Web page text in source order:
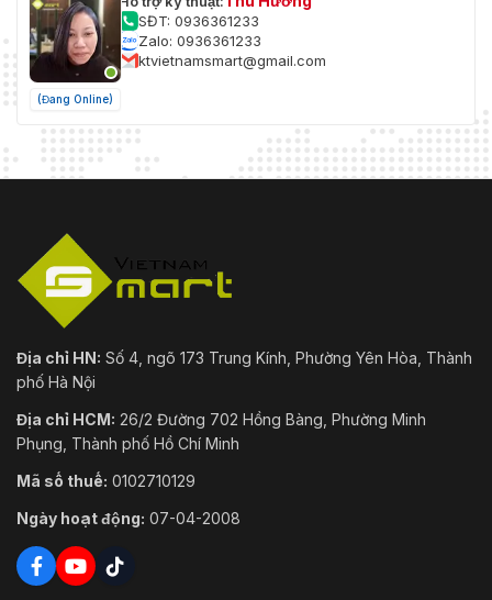
(Đang Online)
SĐT: 0936361233
Zalo: 0936361233
ktvietnamsmart@gmail.com
Địa chỉ HN: Số 4, ngõ 173 Trung Kính, Phường Yên Hòa, Thành
phố Hà Nội
Địa chỉ HCM: 26/2 Đường 702 Hồng Bàng, Phường Minh
Phụng, Thành phố Hồ Chí Minh
Mã số thuế: 0102710129
Ngày hoạt động: 07-04-2008